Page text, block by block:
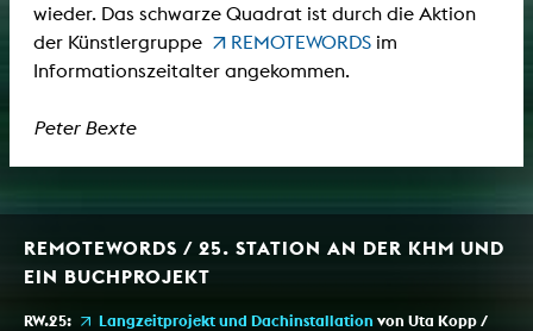
wieder. Das schwarze Quadrat ist durch die Aktion
der Künstlergruppe
REMOTEWORDS im
Informationszeitalter angekommen.
Peter Bexte
REMOTEWORDS / 25. STATION AN DER KHM UND
EIN BUCHPROJEKT
RW.25: Langzeitprojekt und Dachinstallation von Uta Kopp /